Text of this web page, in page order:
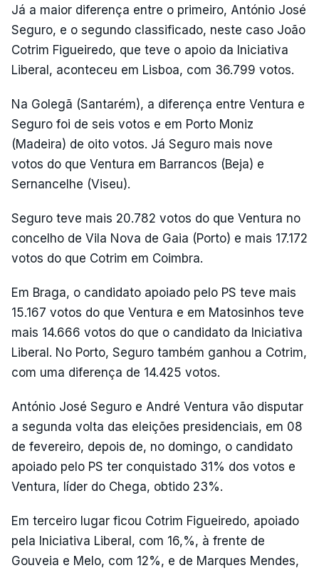
Já a maior diferença entre o primeiro, António José
Seguro, e o segundo classificado, neste caso João
Cotrim Figueiredo, que teve o apoio da Iniciativa
Liberal, aconteceu em Lisboa, com 36.799 votos.
Na Golegã (Santarém), a diferença entre Ventura e
Seguro foi de seis votos e em Porto Moniz
(Madeira) de oito votos. Já Seguro mais nove
votos do que Ventura em Barrancos (Beja) e
Sernancelhe (Viseu).
Seguro teve mais 20.782 votos do que Ventura no
concelho de Vila Nova de Gaia (Porto) e mais 17.172
votos do que Cotrim em Coimbra.
Em Braga, o candidato apoiado pelo PS teve mais
15.167 votos do que Ventura e em Matosinhos teve
mais 14.666 votos do que o candidato da Iniciativa
Liberal. No Porto, Seguro também ganhou a Cotrim,
com uma diferença de 14.425 votos.
António José Seguro e André Ventura vão disputar
a segunda volta das eleições presidenciais, em 08
de fevereiro, depois de, no domingo, o candidato
apoiado pelo PS ter conquistado 31% dos votos e
Ventura, líder do Chega, obtido 23%.
Em terceiro lugar ficou Cotrim Figueiredo, apoiado
pela Iniciativa Liberal, com 16,%, à frente de
Gouveia e Melo, com 12%, e de Marques Mendes,